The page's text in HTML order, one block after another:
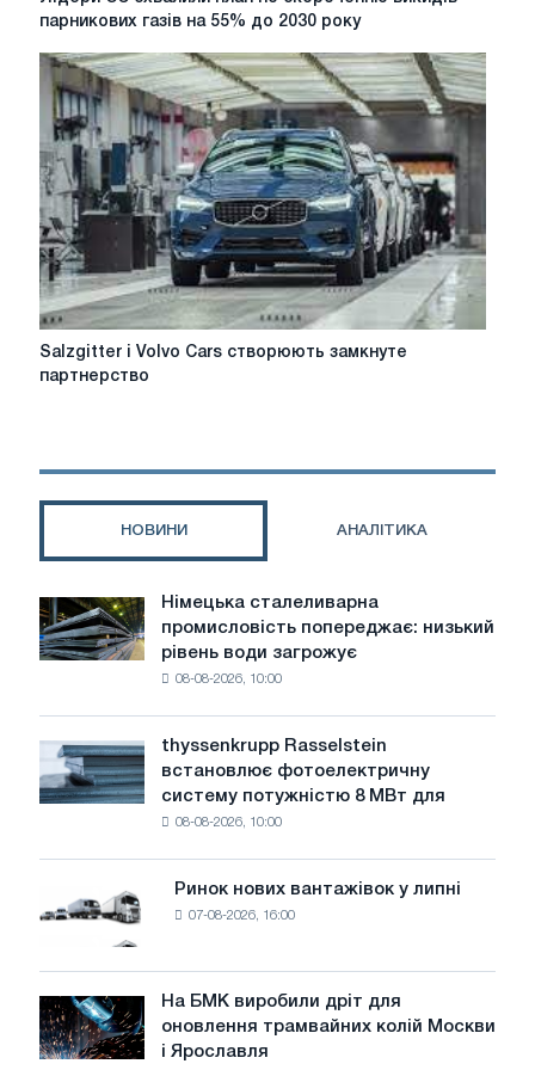
план
по
скороченню
викидів
парникових
газів
на
55%
до
2030
року
парникових газів на 55% до 2030 року
Salzgitter
замкнуте
Salzgitter і Volvo Cars створюють замкнуте
партнерство
НОВИНИ АНАЛІТИКА
Німецька
сталеливарна
промисловість
води
загрожує
Німецька сталеливарна
промисловість попереджає: низький
рівень води загрожує
08-08-2026, 10:00
thyssenkrupp
Rasselstein
встановлює
фотоелектричну
цілей
декарбонізації
thyssenkrupp Rasselstein
встановлює фотоелектричну
систему потужністю 8 МВт для
08-08-2026, 10:00
Ринок
нових
вантажівок
у
липні
Ринок нових вантажівок у липні
07-08-2026, 16:00
На
БМК
виробили
На БМК виробили дріт для
оновлення трамвайних колій Москви
і Ярославля